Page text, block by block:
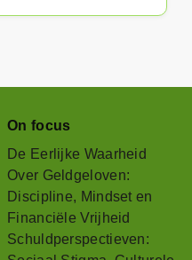
On focus
De Eerlijke Waarheid
Over Geldgeloven:
Discipline, Mindset en
Financiële Vrijheid
Schuldperspectieven: